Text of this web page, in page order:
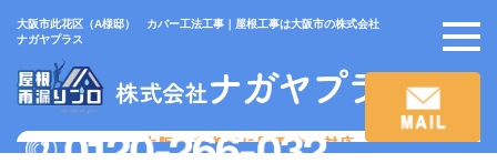
大阪市此花区（A様邸） カバー工法工事｜屋根工事は大阪市の株式会社
ナガヤプラス